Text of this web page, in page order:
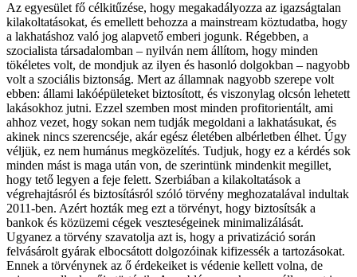
Az egyesület fő célkitűzése, hogy megakadályozza az igazságtalan
kilakoltatásokat, és emellett behozza a mainstream köztudatba, hogy
a lakhatáshoz való jog alapvető emberi jogunk. Régebben, a
szocialista társadalomban – nyilván nem állítom, hogy minden
tökéletes volt, de mondjuk az ilyen és hasonló dolgokban – nagyobb
volt a szociális biztonság. Mert az államnak nagyobb szerepe volt
ebben: állami lakóépületeket biztosított, és viszonylag olcsón lehetett
lakásokhoz jutni. Ezzel szemben most minden profitorientált, ami
ahhoz vezet, hogy sokan nem tudják megoldani a lakhatásukat, és
akinek nincs szerencséje, akár egész életében albérletben élhet. Úgy
véljük, ez nem humánus megközelítés. Tudjuk, hogy ez a kérdés sok
minden mást is maga után von, de szerintünk mindenkit megillet,
hogy tető legyen a feje felett. Szerbiában a kilakoltatások a
végrehajtásról és biztosításról szóló törvény meghozatalával indultak
2011-ben. Azért hozták meg ezt a törvényt, hogy biztosítsák a
bankok és közüzemi cégek veszteségeinek minimalizálását.
Ugyanez a törvény szavatolja azt is, hogy a privatizáció során
felvásárolt gyárak elbocsátott dolgozóinak kifizessék a tartozásokat.
Ennek a törvénynek az ő érdekeiket is védenie kellett volna, de